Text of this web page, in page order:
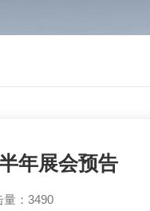
年展会预告
量：3490